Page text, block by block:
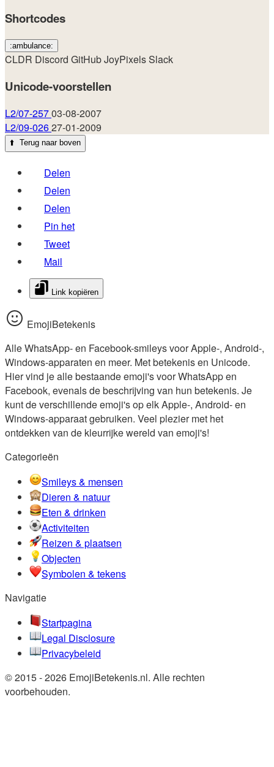
Shortcodes
:ambulance:
CLDR Discord GitHubJoyPixelsSlack
Unicode-voorstellen
L2/07-25703-08-2007
L2/09-02627-01-2009
⬆️ Terug naar boven
Delen
Delen
Delen
Pin het
Tweet
Mail
Link kopiëren
EmojiBetekenis
Alle WhatsApp- en Facebook-smileys voor Apple-, Android-,
Windows-apparaten en meer. Met betekenis en Unicode.
Hier vind je alle bestaande emoji's voor WhatsApp en
Facebook, evenals de beschrijving van hun betekenis. Je
kunt de verschillende emoji's op elk Apple-, Android- en
Windows-apparaat gebruiken. Veel plezier met het
ontdekken van de kleurrijke wereld van emoji's!
Categorieën
Smileys & mensen
Dieren & natuur
Eten & drinken
Activiteiten
Reizen & plaatsen
Objecten
Symbolen & tekens
Navigatie
Startpagina
Legal Disclosure
Privacybeleid
© 2015 - 2026 EmojiBetekenis.nl. Alle rechten
voorbehouden.